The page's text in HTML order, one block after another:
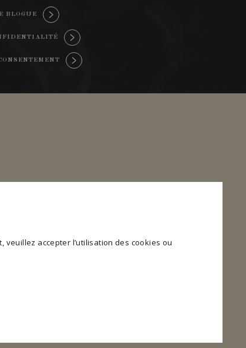
accepter l’utilisation des cookies ou
BLOGUE